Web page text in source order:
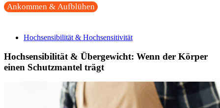
Ankommen & Aufblühen
Hochsensibilität & Hochsensitivität
Hochsensibilität & Übergewicht: Wenn der Körper
einen Schutzmantel trägt